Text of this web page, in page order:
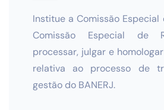
Institue a Comissão
Comissão Especial de
processar, julgar e
relativa ao processo de
gestão do BANERJ.